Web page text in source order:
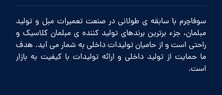
سوفاچرم با سابقه ی طولانی در صنعت تعمیرات مبل و تولید
مبلمان، جزء برترین برندهای تولید کننده ی مبلمان کلاسیک و
راحتی است و از حامیان تولیدات داخلی به شمار می آید. هدف
ما حمایت از تولید داخلی و ارائه تولیدات با کیفیت به بازار
است.